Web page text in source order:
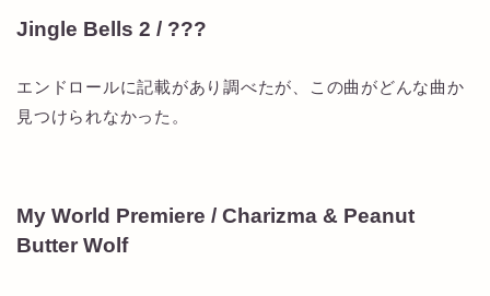
Jingle Bells 2 / ???
エンドロールに記載があり調べたが、この曲がどんな曲か
見つけられなかった。
My World Premiere / Charizma & Peanut
Butter Wolf